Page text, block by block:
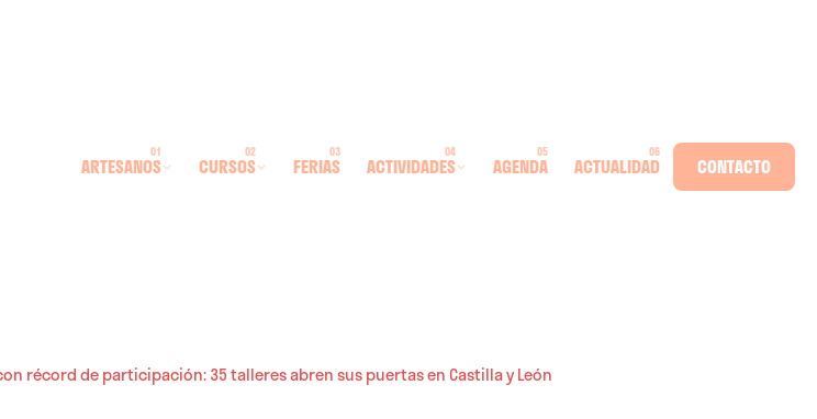
ARTESANOS CURSOS FERIAS ACTIVIDADES AGENDA ACTUALIDAD CONTACTO
récord de participación: 35 talleres abren sus puertas en Castilla y León